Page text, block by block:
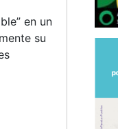
en un
su